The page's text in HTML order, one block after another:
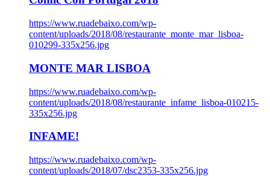
https://www.ruadebaixo.com/wp-
content/uploads/2018/08/restaurante_monte_mar_lisboa-
010299-335x256.jpg
MONTE MAR LISBOA
https://www.ruadebaixo.com/wp-
content/uploads/2018/08/restaurante_infame_lisboa-010215-
335x256.jpg
INFAME!
https://www.ruadebaixo.com/wp-
content/uploads/2018/07/dsc2353-335x256.jpg